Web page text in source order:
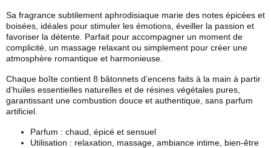
Sa fragrance subtilement aphrodisiaque marie des notes épicées et
boisées, idéales pour stimuler les émotions, éveiller la passion et
favoriser la détente. Parfait pour accompagner un moment de
complicité, un massage relaxant ou simplement pour créer une
atmosphère romantique et harmonieuse.
Chaque boîte contient 8 bâtonnets d’encens faits à la main à partir
d’huiles essentielles naturelles et de résines végétales pures,
garantissant une combustion douce et authentique, sans parfum
artificiel.
Parfum : chaud, épicé et sensuel
Utilisation : relaxation, massage, ambiance intime, bien-être